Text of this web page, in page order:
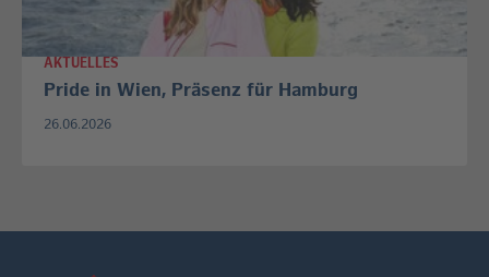
AKTUELLES
Pride in Wien, Präsenz für Hamburg
26.06.2026